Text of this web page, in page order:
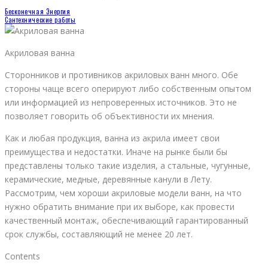
Бесконечная Энергия
Сантехнические работы
Акриловая ванна
Сторонников и противников акриловых ванн много. Обе
стороны чаще всего оперируют либо собственным опытом
или информацией из непроверенных источников. Это не
позволяет говорить об объективности их мнения.
Как и любая продукция, ванна из акрила имеет свои
преимущества и недостатки. Иначе на рынке были бы
представлены только такие изделия, а стальные, чугунные,
керамические, медные, деревянные канули в Лету.
Рассмотрим, чем хороши акриловые модели ванн, на что
нужно обратить внимание при их выборе, как провести
качественный монтаж, обеспечивающий гарантированный
срок службы, составляющий не менее 20 лет.
Contents